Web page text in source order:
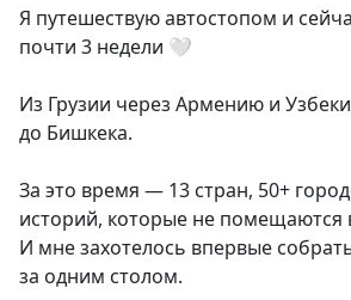
Я путешествую автостопом и
почти 3 недели 🤍
Из Грузии через Армению и
до Бишкека.
За это время — 13 стран, 50+
историй, которые не помещаются
И мне захотелось впервые
за одним столом.